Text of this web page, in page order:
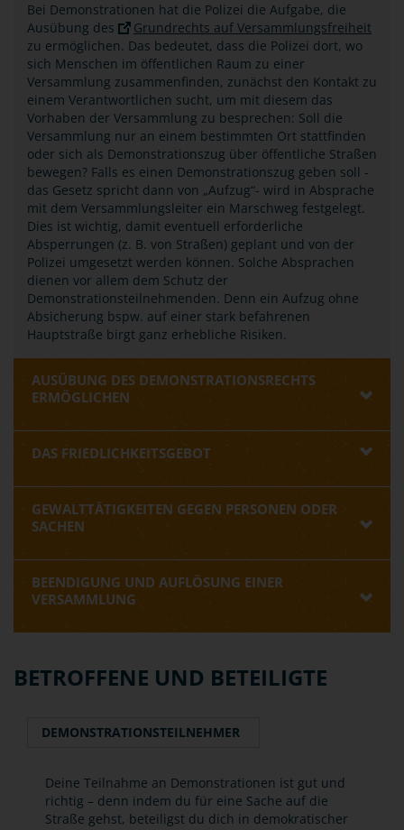
Bei Demonstrationen hat die Polizei die Aufgabe, die
Ausübung des
Grundrechts auf Versammlungsfreiheit
zu ermöglichen. Das bedeutet, dass die Polizei dort, wo
sich Menschen im öffentlichen Raum zu einer
Versammlung zusammenfinden, zunächst den Kontakt zu
einem Verantwortlichen sucht, um mit diesem das
Vorhaben der Versammlung zu besprechen: Soll die
Versammlung nur an einem bestimmten Ort stattfinden
oder sich als Demonstrationszug über öffentliche Straßen
bewegen? Falls es einen Demonstrationszug geben soll -
das Gesetz spricht dann von „Aufzug“- wird in Absprache
mit dem Versammlungsleiter ein Marschweg festgelegt.
Dies ist wichtig, damit eventuell erforderliche
Absperrungen (z. B. von Straßen) geplant und von der
Polizei umgesetzt werden können. Solche Absprachen
dienen vor allem dem Schutz der
Demonstrationsteilnehmenden. Denn ein Aufzug ohne
Absicherung bspw. auf einer stark befahrenen
Hauptstraße birgt ganz erhebliche Risiken.
AUSÜBUNG DES DEMONSTRATIONSRECHTS
ERMÖGLICHEN
DAS FRIEDLICHKEITSGEBOT
GEWALTTÄTIGKEITEN GEGEN PERSONEN ODER
SACHEN
BEENDIGUNG UND AUFLÖSUNG EINER
VERSAMMLUNG
BETROFFENE UND BETEILIGTE
DEMONSTRATIONSTEILNEHMER
Deine Teilnahme an Demonstrationen ist gut und
richtig – denn indem du für eine Sache auf die
Straße gehst, beteiligst du dich in demokratischer